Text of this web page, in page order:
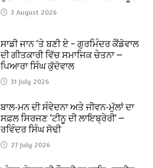
3 August 2026
ਸਾਡੀ ਜਾਨ ‘ਤੇ ਬਣੀ ਏ – ਗੁਰਮਿੰਦਰ ਕੈਂਡੋਵਾਲ
ਦੀ ਗੀਤਕਾਰੀ ਵਿੱਚ ਸਮਾਜਿਕ ਚੇਤਨਾ —
ਪਿਆਰਾ ਸਿੰਘ ਕੁੱਦੋਵਾਲ
31 July 2026
ਬਾਲ-ਮਨ ਦੀ ਸੰਵੇਦਨਾ ਅਤੇ ਜੀਵਨ-ਮੁੱਲਾਂ ਦਾ
ਸਫ਼ਲ ਸਿਰਜਣ ‘ਟੀਨੂ ਦੀ ਲਾਇਬ੍ਰੇਰੀ’ —
ਰਵਿੰਦਰ ਸਿੰਘ ਸੋਢੀ
27 July 2026